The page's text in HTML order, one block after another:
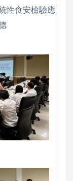
性食安檢驗應